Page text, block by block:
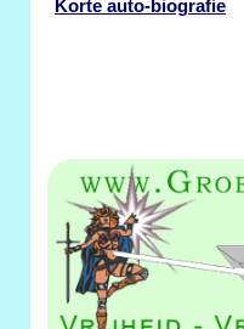
Korte auto-biografie